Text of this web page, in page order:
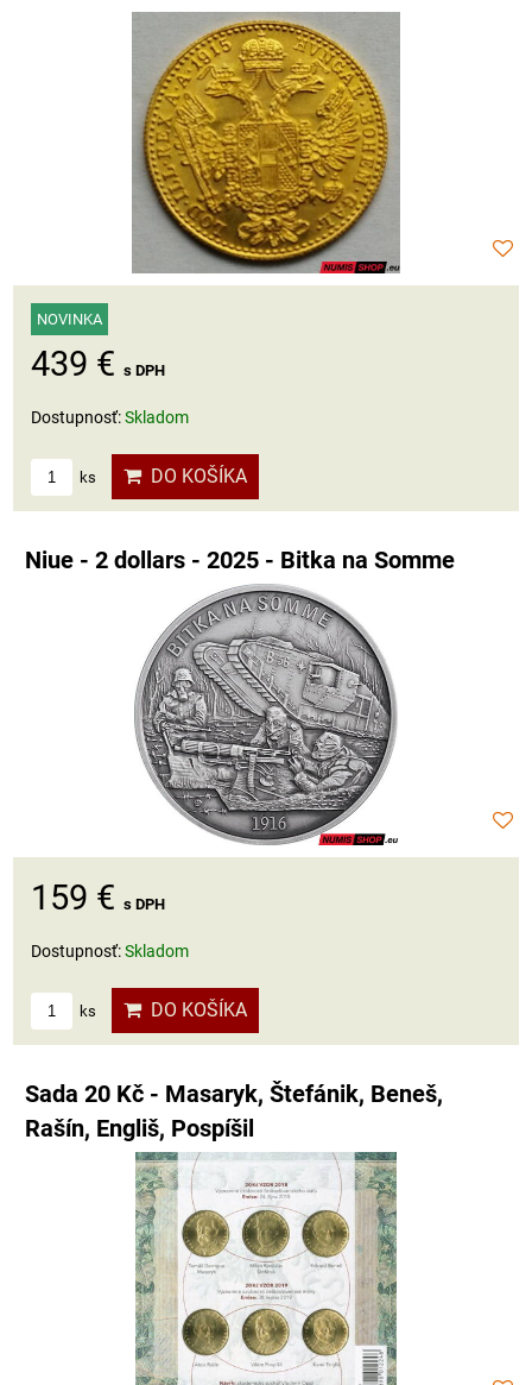
NOVINKA
439 € s DPH
Dostupnosť:Skladom
ks DO KOŠÍKA
Niue - 2 dollars - 2025 - Bitka na Somme
159 € s DPH
Dostupnosť:Skladom
ks DO KOŠÍKA
Sada 20 Kč - Masaryk, Štefánik, Beneš,
Rašín, Engliš, Pospíšil